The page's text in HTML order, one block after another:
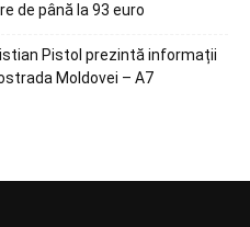
de până la 93 euro
Pistol prezintă informații
Moldovei – A7